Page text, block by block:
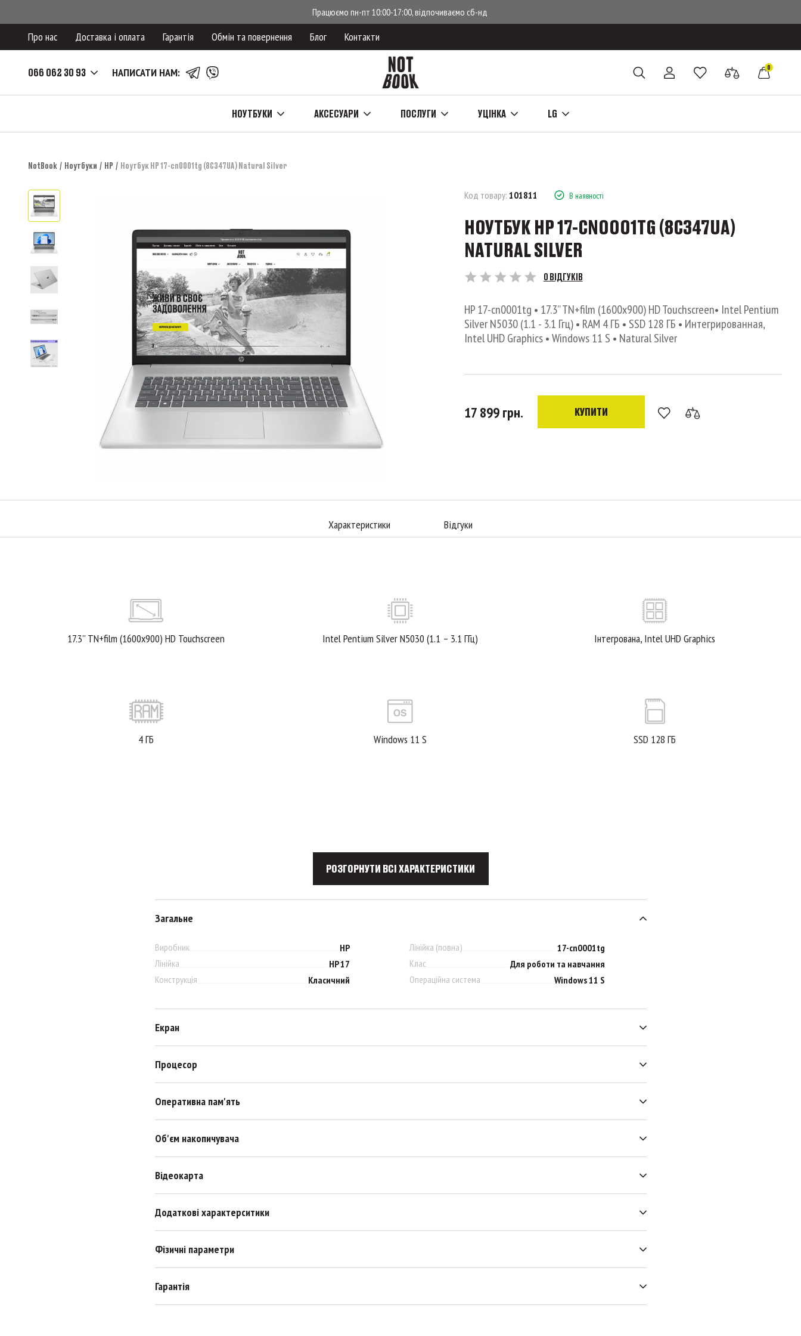
Працюємо пн-пт 10:00-17:00, відпочиваємо сб-нд
Про нас Доставка і оплата Гарантія Обмін та повернення Блог Контакти
066 062 30 93 НАПИСАТИ НАМ: 0
НОУТБУКИ АКСЕСУАРИ ПОСЛУГИ УЦІНКА LG
NotBook Ноутбуки HP Ноутбук HP 17-cn0001tg (8C347UA) Natural Silver
Код товару: 101811 В наявності
НОУТБУК HP 17-CN0001TG (8C347UA)
NATURAL SILVER
0 ВІДГУКІВ
HP 17-cn0001tg • 17.3’’ TN+film (1600x900) HD Touchscreen• Intel Pentium
Silver N5030 (1.1 - 3.1 Ггц) • RAM 4 ГБ • SSD 128 ГБ • Интегрированная,
Intel UHD Graphics • Windows 11 S • Natural Silver
17 899 грн. КУПИТИ
Характеристики Відгуки
17.3'' TN+film (1600x900) HD Touchscreen Intel Pentium Silver N5030 (1.1 – 3.1 ГГц) Інтегрована, Intel UHD Graphics
4 ГБ Windows 11 S SSD 128 ГБ
РОЗГОРНУТИ ВСІ ХАРАКТЕРИСТИКИ
Загальне
Виробник HP Лінійка (повна)
17-cn0001tg
Лінійка
HP 17 Клас
Для роботи та навчання
Конструкція
Класичний Операційна система Windows 11 S
Екран
Процесор
Оперативна пам'ять
Об'єм накопичувача
Відеокарта
Додаткові характерситики
Фізичні параметри
Гарантія